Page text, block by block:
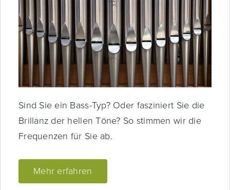
Sind Sie ein Bass-Typ? Oder fasziniert Sie die
Brillanz der hellen Töne? So stimmen wir die
Frequenzen für Sie ab.
Mehr erfahren